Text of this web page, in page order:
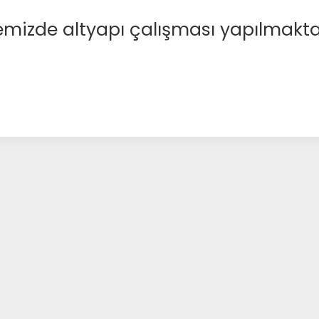
altyapı çalışması